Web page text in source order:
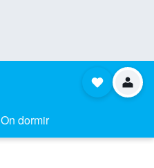
On dormir